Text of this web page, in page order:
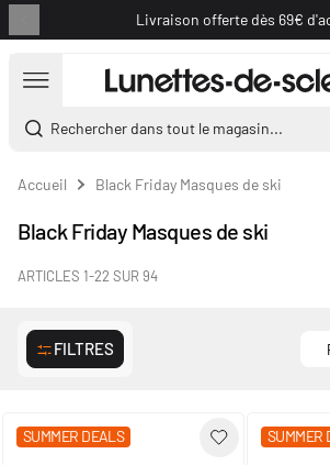
Livraison offerte dès 69€
Rechercher dans tout le magasin...
Accueil Black Friday Masques de ski
Black Friday Masques de ski
ARTICLES 1-22 SUR 94
FILTRES
SUMMER DEALS SUMMER